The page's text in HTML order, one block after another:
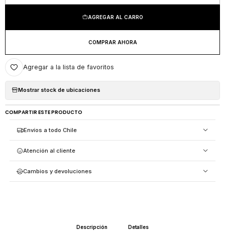
AGREGAR AL CARRO
COMPRAR AHORA
Agregar a la lista de favoritos
Mostrar stock de ubicaciones
COMPARTIR ESTE PRODUCTO
Envíos a todo Chile
Atención al cliente
Cambios y devoluciones
Descripción Detalles